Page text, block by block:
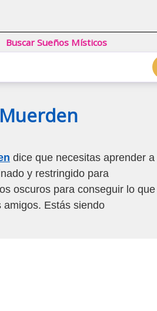
Buscar Sueños Místicos
dice que necesitas aprender a
y restringido para
oscuros para conseguir lo que
amigos. Estás siendo